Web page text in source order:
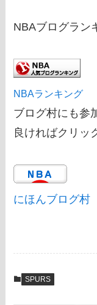
NBAブログラン
NBAランキング
ブログ村にも参
良ければクリッ
にほんブログ村
SPURS